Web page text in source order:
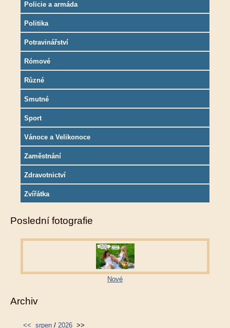
Policie a armáda
Politika
Potravinářství
Rómové
Různé
Smutné
Sport
Vánoce a Velikonoce
Zaměstnání
Zdravotnictví
Zvířátka
Poslední fotografie
Nové
Archiv
<< srpen / 2026 >>